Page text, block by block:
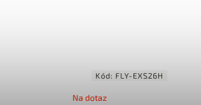
Kód: FLY-EXS26H
Na dotaz